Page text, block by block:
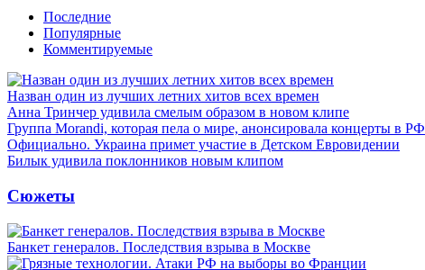
Последние
Популярные
Комментируемые
Назван один из лучших летних хитов всех времен
Анна Тринчер удивила смелым образом в новом клипе
Группа Morandi, которая пела о мире, анонсировала концерты в РФ
Официально. Украина примет участие в Детском Евровидении
Билык удивила поклонников новым клипом
Сюжеты
Банкет генералов. Последствия взрыва в Москве